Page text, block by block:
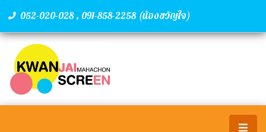
052-020-028 , 091-858-2258 (น้องขวัญใจ)